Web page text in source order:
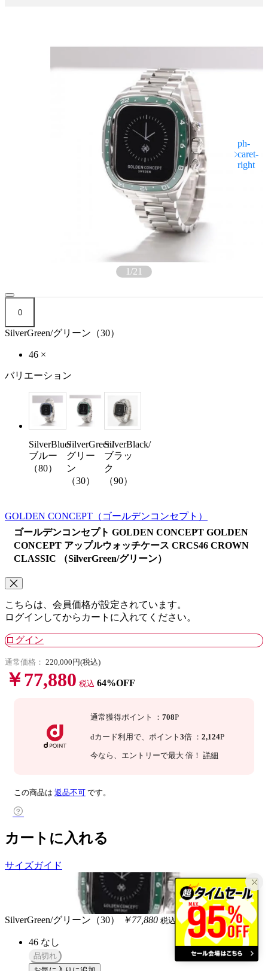
1/21
0
SilverGreen/グリーン（30）
46 ×
バリエーション
SilverBlue/
ブルー
（80）
SilverGreen/
グリー
ン
（30）
SilverBlack/
ブラッ
ク
（90）
GOLDEN CONCEPT （ゴールデンコンセプト）
ゴールデンコンセプト GOLDEN CONCEPT GOLDEN
CONCEPT アップルウォッチケース CRCS46 CROWN
CLASSIC （SilverGreen/グリーン）
こちらは、会員価格が設定されています。
ログインしてからカートに入れてください。
ログイン
通常価格： 220,000円(税込)
￥77,880 税込 64%OFF
通常獲得ポイント ： 708P
dカード利用で、 ポイント 3倍 ： 2,124P
今なら 、エントリーで最大 倍！ 詳細
この商品は 返品不可 です。
カートに入れる
サイズガイド
SilverGreen/グリーン（30） ￥77,880 税込
46 なし
品切れ